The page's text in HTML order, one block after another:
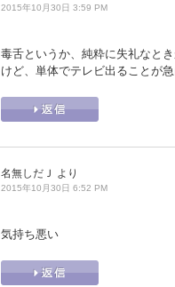
2015年10月30日 3:59 PM
毒舌というか、純粋に失礼なと
けど、単体でテレビ出ることが
名無しだＪ より
2015年10月30日 6:52 PM
気持ち悪い